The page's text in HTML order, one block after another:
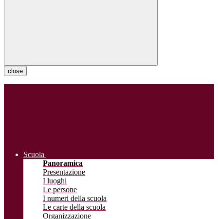
close
Scuola
Panoramica
Presentazione
I luoghi
Le persone
I numeri della scuola
Le carte della scuola
Organizzazione